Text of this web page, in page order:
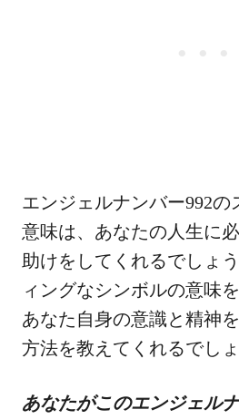
エンジェルナンバー992の
意味は、あなたの人生に
助けをしてくれるでしょ
ィングなシンボルの意味
あなた自身の意識と精神
方法を教えてくれるでしょ
あなたがこのエンジェル